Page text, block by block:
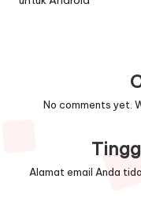
No comments yet.
Alamat email Anda